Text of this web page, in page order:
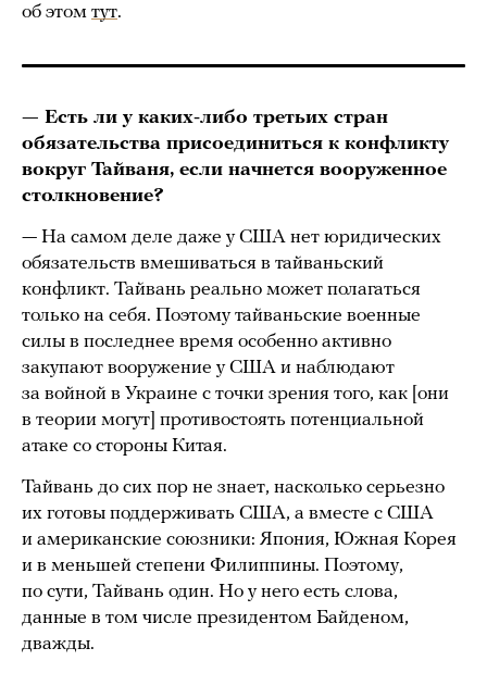
об этом тут.
— Есть ли у каких-либо третьих стран
обязательства присоединиться к конфликту
вокруг Тайваня, если начнется вооруженное
столкновение?
— На самом деле даже у США нет юридических
обязательств вмешиваться в тайваньский
конфликт. Тайвань реально может полагаться
только на себя. Поэтому тайваньские военные
силы в последнее время особенно активно
закупают вооружение у США и наблюдают
за войной в Украине с точки зрения того, как [они
в теории могут] противостоять потенциальной
атаке со стороны Китая.
Тайвань до сих пор не знает, насколько серьезно
их готовы поддерживать США, а вместе с США
и американские союзники: Япония, Южная Корея
и в меньшей степени Филиппины. Поэтому,
по сути, Тайвань один. Но у него есть слова,
данные в том числе президентом Байденом,
дважды.